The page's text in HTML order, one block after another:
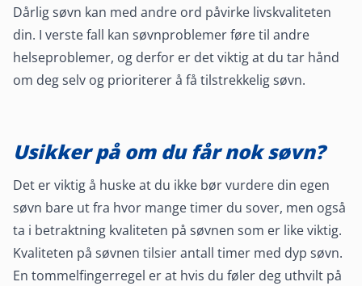
Dårlig søvn kan med andre ord påvirke livskvaliteten
din. I verste fall kan søvnproblemer føre til andre
helseproblemer, og derfor er det viktig at du tar hånd
om deg selv og prioriterer å få tilstrekkelig søvn.
Usikker på om du får nok søvn?
Det er viktig å huske at du ikke bør vurdere din egen
søvn bare ut fra hvor mange timer du sover, men også
ta i betraktning kvaliteten på søvnen som er like viktig.
Kvaliteten på søvnen tilsier antall timer med dyp søvn.
En tommelfingerregel er at hvis du føler deg uthvilt på